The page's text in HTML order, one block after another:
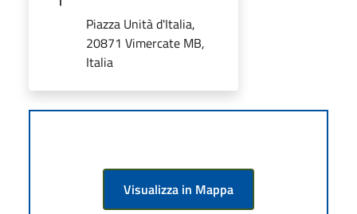
Piazza Unità d'Italia,
20871 Vimercate MB,
Italia
Visualizza in Mappa